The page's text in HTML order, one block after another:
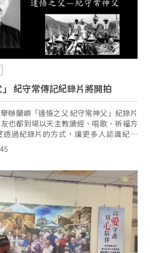
紀守常傳記紀錄片將開拍
辦蘭嶼「達悟之父 紀守常神父」紀錄片
也都到場以天主教讀經、唱歌、祈福方
過紀錄片的方式，讓更多人認識紀神